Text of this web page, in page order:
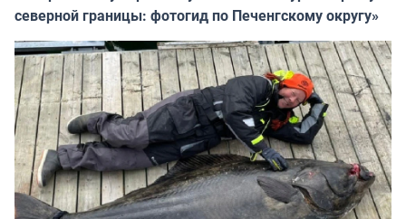
северной границы: фотогид по Печенгскому округу»